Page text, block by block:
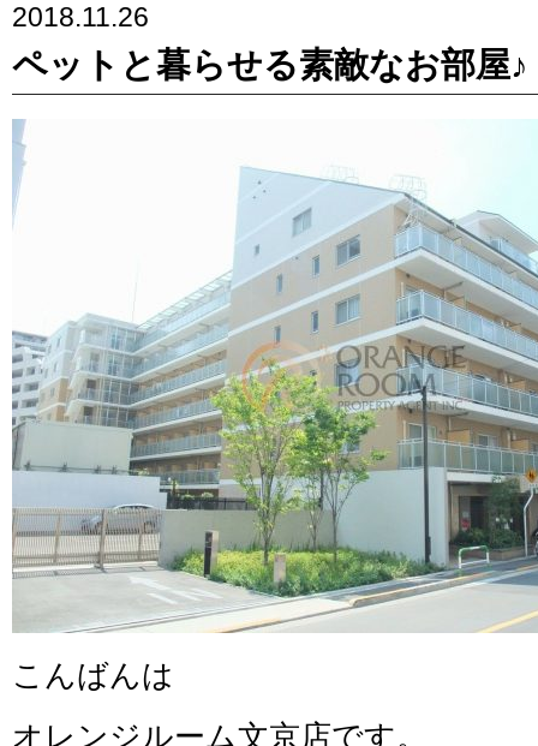
2018.11.26
ペットと暮らせる素敵なお部屋♪
こんばんは
オレンジルーム文京店です。